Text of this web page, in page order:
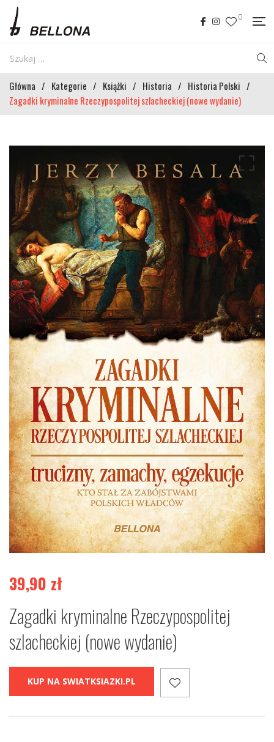
0
Główna / Kategorie / Książki / Historia / Historia Polski /
Zagadki kryminalne Rzeczypospolitej szlacheckiej (nowe wydanie)
39,90 zł
Zagadki kryminalne Rzeczypospolitej
szlacheckiej (nowe wydanie)
KUP NA SWIATKSIAZKI.PL